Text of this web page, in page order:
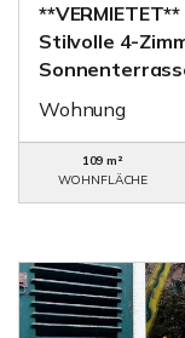
Stilvolle 4-
Wohnung
109 m²
WOHNFLÄCHE